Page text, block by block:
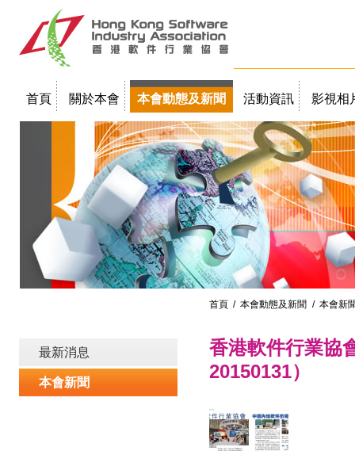
首頁 關於本會 本會動態及新聞 活動資訊 影視相
教學簡報
首頁 / 本會動態及新聞 / 本會新
最新消息
本會新聞
香港軟件行業協
20150131）